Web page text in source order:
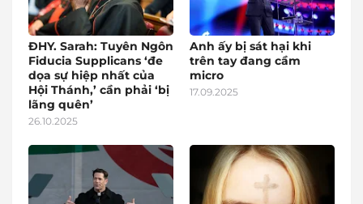
ĐHY. Sarah: Tuyên Ngôn
Fiducia Supplicans ‘đe
dọa sự hiệp nhất của
Hội Thánh,’ cần phải ‘bị
lãng quên’
26.10.2025
Anh ấy bị sát hại khi
trên tay đang cầm
micro
17.09.2025